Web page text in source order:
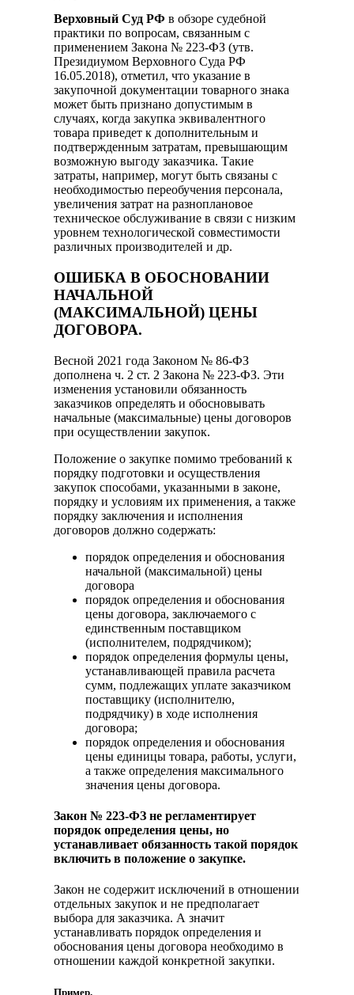
Верховный Суд РФ в обзоре судебной
практики по вопросам, связанным с
применением Закона № 223-ФЗ (утв.
Президиумом Верховного Суда РФ
16.05.2018), отметил, что указание в
закупочной документации товарного знака
может быть признано допустимым в
случаях, когда закупка эквивалентного
товара приведет к дополнительным и
подтвержденным затратам, превышающим
возможную выгоду заказчика. Такие
затраты, например, могут быть связаны с
необходимостью переобучения персонала,
увеличения затрат на разноплановое
техническое обслуживание в связи с низким
уровнем технологической совместимости
различных производителей и др.
ОШИБКА В ОБОСНОВАНИИ
НАЧАЛЬНОЙ
(МАКСИМАЛЬНОЙ) ЦЕНЫ
ДОГОВОРА.
Весной 2021 года Законом № 86-ФЗ
дополнена ч. 2 ст. 2 Закона № 223-ФЗ. Эти
изменения установили обязанность
заказчиков определять и обосновывать
начальные (максимальные) цены договоров
при осуществлении закупок.
Положение о закупке помимо требований к
порядку подготовки и осуществления
закупок способами, указанными в законе,
порядку и условиям их применения, а также
порядку заключения и исполнения
договоров должно содержать:
порядок определения и обоснования
начальной (максимальной) цены
договора
порядок определения и обоснования
цены договора, заключаемого с
единственным поставщиком
(исполнителем, подрядчиком);
порядок определения формулы цены,
устанавливающей правила расчета
сумм, подлежащих уплате заказчиком
поставщику (исполнителю,
подрядчику) в ходе исполнения
договора;
порядок определения и обоснования
цены единицы товара, работы, услуги,
а также определения максимального
значения цены договора.
Закон № 223-ФЗ не регламентирует
порядок определения цены, но
устанавливает обязанность такой порядок
включить в положение о закупке.
Закон не содержит исключений в отношении
отдельных закупок и не предполагает
выбора для заказчика. А значит
устанавливать порядок определения и
обоснования цены договора необходимо в
отношении каждой конкретной закупки.
Пример.